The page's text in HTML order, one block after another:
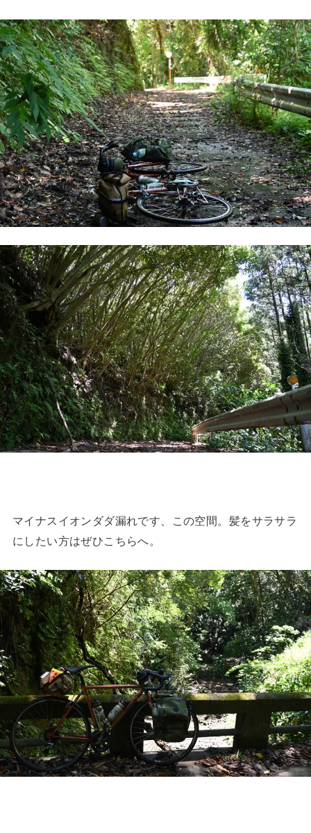
マイナスイオンダダ漏れです、この空間。髪をサラサラ
にしたい方はぜひこちらへ。